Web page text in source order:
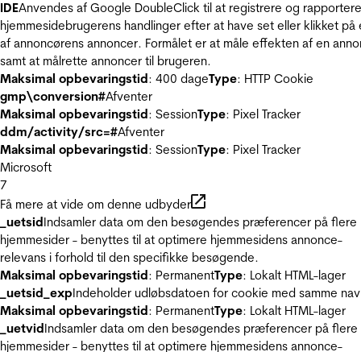
IDEAnvendes af Google DoubleClick til at registrere og
hjemmesidebrugerens handlinger efter at have set eller klikket på
af annoncørens annoncer. Formålet er at måle effekten af en
samt at målrette annoncer til brugeren.
Maksimal opbevaringstid: 400 dageType: HTTP Cookie
gmp\conversion#Afventer
Maksimal opbevaringstid: SessionType: Pixel Tracker
ddm/activity/src=#Afventer
Maksimal opbevaringstid: SessionType: Pixel Tracker
Microsoft
7
Få mere at vide om denne udbyder
_uetsidIndsamler data om den besøgendes præferencer på flere
hjemmesider - benyttes til at optimere hjemmesidens annonce-
relevans i forhold til den specifikke besøgende.
Maksimal opbevaringstid: PermanentType: Lokalt HTML-lager
_uetsid_expIndeholder udløbsdatoen for cookie med samme
Maksimal opbevaringstid: PermanentType: Lokalt HTML-lager
_uetvidIndsamler data om den besøgendes præferencer på flere
hjemmesider - benyttes til at optimere hjemmesidens annonce-